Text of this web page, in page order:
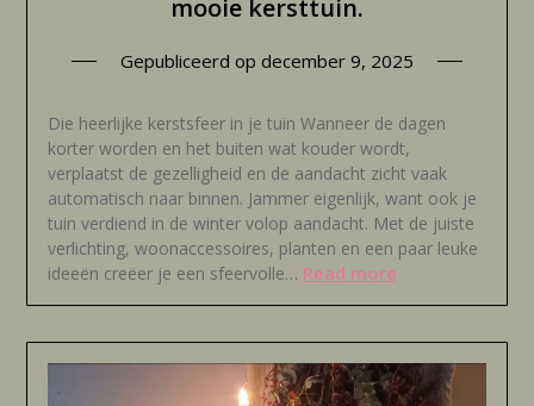
mooie kersttuin.
Gepubliceerd op december 9, 2025
Die heerlijke kerstsfeer in je tuin Wanneer de dagen
korter worden en het buiten wat kouder wordt,
verplaatst de gezelligheid en de aandacht zicht vaak
automatisch naar binnen. Jammer eigenlijk, want ook je
tuin verdiend in de winter volop aandacht. Met de juiste
verlichting, woonaccessoires, planten en een paar leuke
ideeën creëer je een sfeervolle… Read more